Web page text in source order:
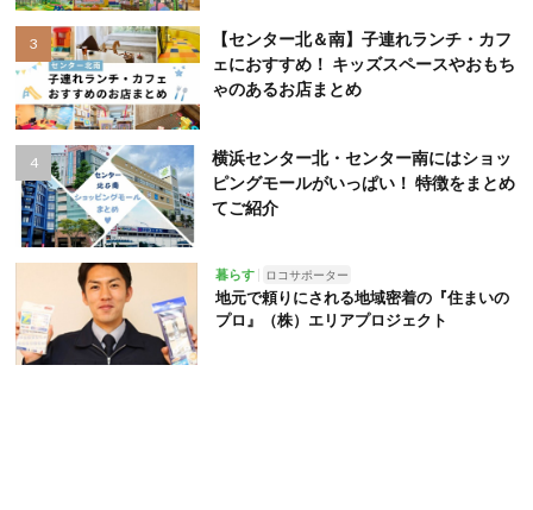
【センター北＆南】子連れランチ・カフ
ェにおすすめ！ キッズスペースやおもち
ゃのあるお店まとめ
横浜センター北・センター南にはショッ
ピングモールがいっぱい！ 特徴をまとめ
てご紹介
暮らす ロコサポーター
地元で頼りにされる地域密着の『住まいの
プロ』（株）エリアプロジェクト